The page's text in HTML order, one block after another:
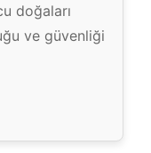
doğaları
ve güvenliği